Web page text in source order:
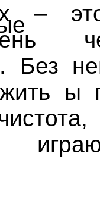
–
Без
ы